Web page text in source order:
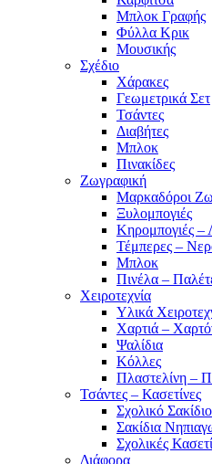
Μπλοκ Γραφής
Φύλλα Κρικ
Μουσικής
Σχέδιο
Χάρακες
Γεωμετρικά Σετ
Τσάντες
Διαβήτες
Μπλοκ
Πινακίδες
Ζωγραφική
Μαρκαδόροι
Ξυλομπογιές
Κηρομπογιές –
Τέμπερες –
Μπλοκ
Πινέλα –
Χειροτεχνία
Υλικά
Χαρτιά –
Ψαλίδια
Κόλλες
Πλαστελίνη –
Τσάντες – Κασετίνες
Σχολικό Σακίδιο
Σακίδια
Σχολικές
Διάφορα